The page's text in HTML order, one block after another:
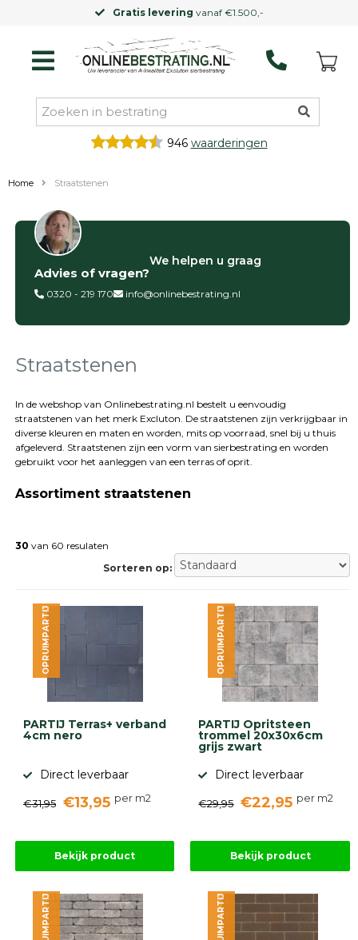
Gratis levering vanaf €1.500,-
946 waarderingen
Home Straatstenen
Filter op
Categorieën
Betontegels
tegels
Natuursteen
Terrastegels
Tuintegels
Stoeptegels
Buitentegels
Gebakken
bestrating
Trommelstenen
Wildverband
bestrating
Muurelementen
Betonbanden
Halfverharding
Afwatering
diversen
Beplantings
Advies of vragen?
We helpen u graag
0320 - 219 170 info@onlinebestrating.nl
Straatstenen
In de webshop van Onlinebestrating.nl bestelt u eenvoudig
straatstenen van het merk Excluton. De straatstenen zijn verkrijgbaar in
diverse kleuren en maten en worden, mits op voorraad, snel bij u thuis
afgeleverd. Straatstenen zijn een vorm van sierbestrating en worden
gebruikt voor het aanleggen van een terras of oprit.
Assortiment straatstenen
30 van 60 resulaten
Sorteren op:
PARTIJ Terras+ verband
4cm nero
Direct leverbaar
€31,95 €13,95 per m2
OPRUIMPARTIJ
Bekijk product
PARTIJ Opritsteen
trommel 20x30x6cm
grijs zwart
Direct leverbaar
€29,95 €22,95 per m2
OPRUIMPARTIJ
Bekijk product